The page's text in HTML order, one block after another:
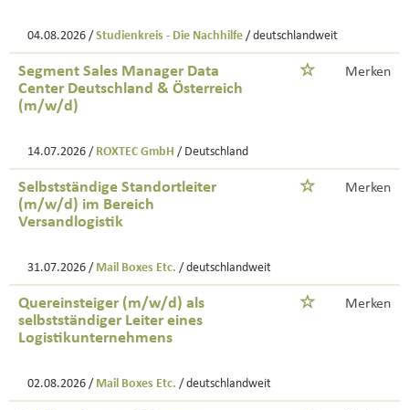
04.08.2026 / Studienkreis - Die Nachhilfe / deutschlandweit
Segment Sales Manager Data
Center Deutschland & Österreich
(m/w/d)
Merken
14.07.2026 / ROXTEC GmbH / Deutschland
Selbstständige Standortleiter
(m/w/d) im Bereich
Versandlogistik
Merken
31.07.2026 / Mail Boxes Etc. / deutschlandweit
Quereinsteiger (m/w/d) als
selbstständiger Leiter eines
Logistikunternehmens
Merken
02.08.2026 / Mail Boxes Etc. / deutschlandweit